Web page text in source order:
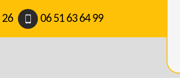
26 06 51 63 64 99